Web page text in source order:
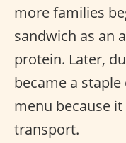
more families
sandwich as an
protein. Later,
became a
menu because
transport.